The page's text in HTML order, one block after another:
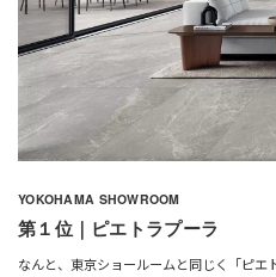
YOKOHAMA SHOWROOM
第１位｜ピエトラプーラ
なんと、東京ショールームと同じく「ピ